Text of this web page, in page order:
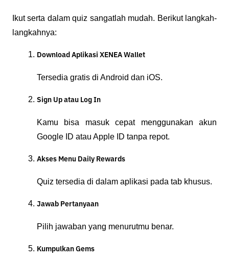
Ikut serta dalam quiz sangatlah mudah. Berikut langkah-
langkahnya:
Download Aplikasi XENEA Wallet
Tersedia gratis di Android dan iOS.
Sign Up atau Log In
Kamu bisa masuk cepat menggunakan akun
Google ID atau Apple ID tanpa repot.
Akses Menu Daily Rewards
Quiz tersedia di dalam aplikasi pada tab khusus.
Jawab Pertanyaan
Pilih jawaban yang menurutmu benar.
Kumpulkan Gems